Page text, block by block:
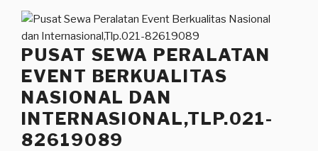
Lompat
konten
PUSAT SEWA PERALATAN
EVENT BERKUALITAS
NASIONAL DAN
INTERNASIONAL,TLP.021-
82619089